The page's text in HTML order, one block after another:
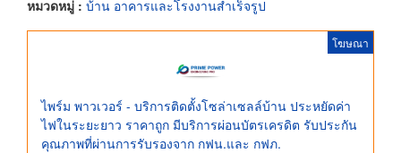
หมวดหมู่ : บ้าน อาคารและโรงงานสำเร็จรูป
โฆษณา
ไพร์ม พาวเวอร์ - บริการติดตั้งโซล่าเซลล์บ้าน ประหยัดค่า
ไฟในระยะยาว ราคาถูก มีบริการผ่อนบัตรเครดิต รับประกัน
คุณภาพที่ผ่านการรับรองจาก กฟน.และ กฟภ.